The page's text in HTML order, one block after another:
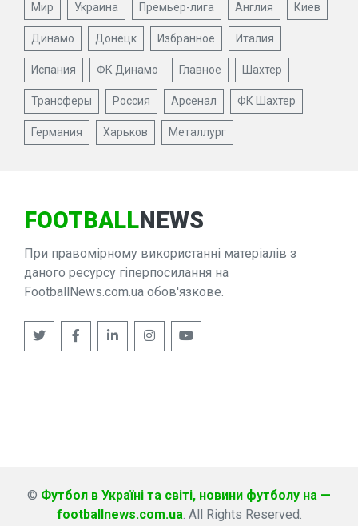
Мир Украина Премьер-лига Англия Киев
Динамо Донецк Избранное Италия
Испания ФК Динамо Главное Шахтер
Трансферы Россия Арсенал ФК Шахтер
Германия Харьков Металлург
FOOTBALLNEWS
При правомірному використанні матеріалів з
даного ресурсу гіперпосилання на
FootballNews.com.ua обов'язкове.
© Футбол в Україні та світі, новини футболу на —
footballnews.com.ua. All Rights Reserved.